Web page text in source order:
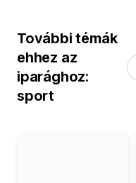
További témák
ehhez az
iparághoz:
sport